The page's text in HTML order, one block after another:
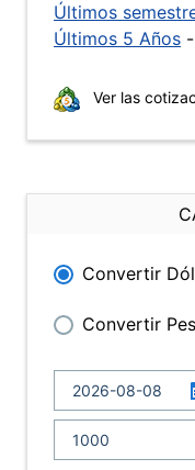
Últimos
Últimos 5 Años -
Ver las
Convertir
Convertir